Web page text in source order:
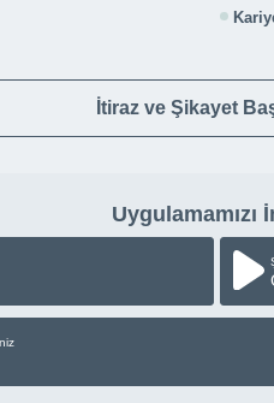
İtiraz ve Şikayet
Uygulamamızı